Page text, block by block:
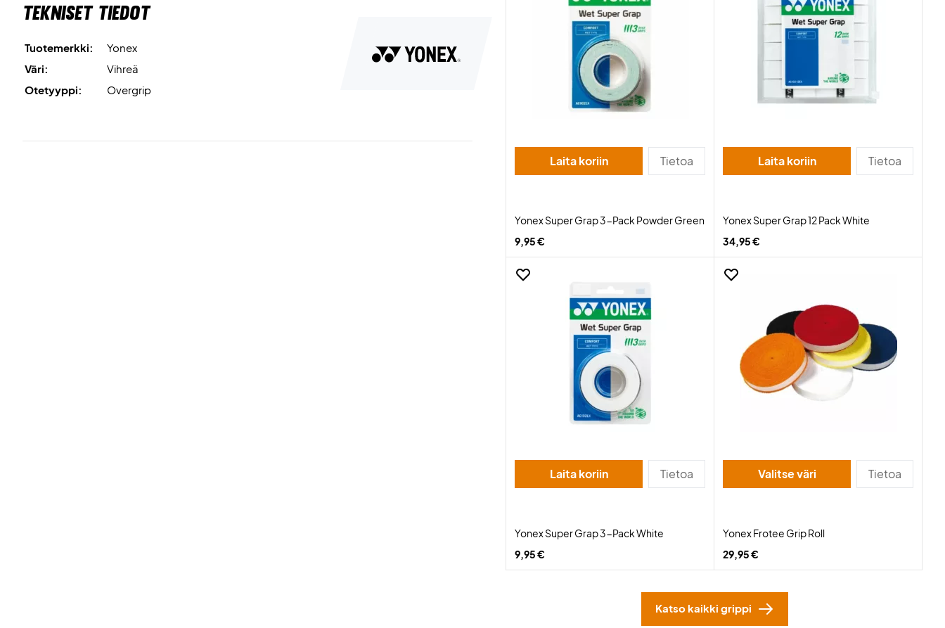
Tekniset tiedot
Tuotemerkki:
Yonex
Väri:
Vihreä
Otetyyppi:
Overgrip
Laita koriin Tietoa
Yonex Super Grap 3-Pack Powder Green
9,95 €
Laita koriin Tietoa
Yonex Super Grap 12 Pack White
34,95 €
Laita koriin Tietoa
Yonex Super Grap 3-Pack White
9,95 €
Valitse väri Tietoa
Yonex Frotee Grip Roll
29,95 €
Katso kaikki grippi